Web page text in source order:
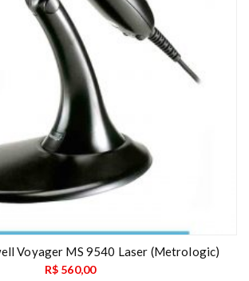
Voyager MS 9540 Laser (Metrologic)
R$ 560,00